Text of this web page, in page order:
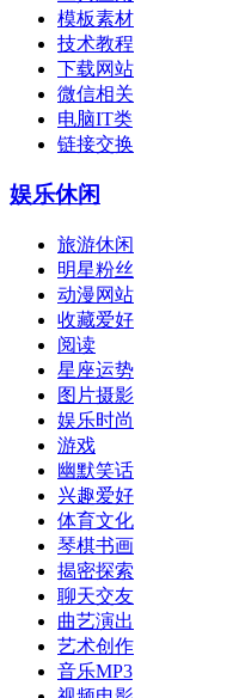
模板素材
技术教程
下载网站
微信相关
电脑IT类
链接交换
娱乐休闲
旅游休闲
明星粉丝
动漫网站
收藏爱好
阅读
星座运势
图片摄影
娱乐时尚
游戏
幽默笑话
兴趣爱好
体育文化
琴棋书画
揭密探索
聊天交友
曲艺演出
艺术创作
音乐MP3